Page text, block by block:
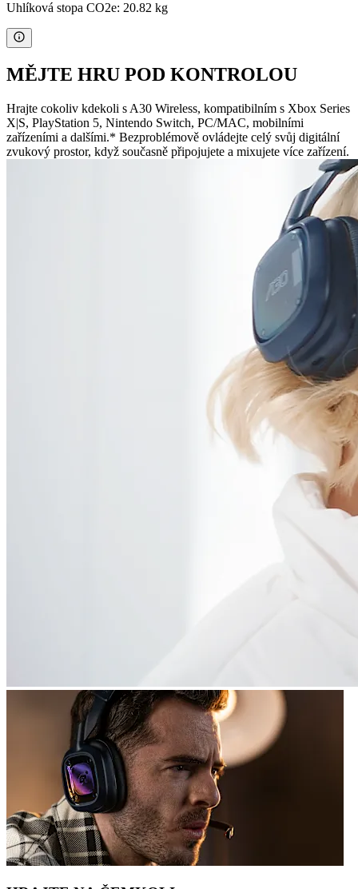
Uhlíková stopa CO2e: 20.82 kg
MĚJTE HRU POD KONTROLOU
Hrajte cokoliv kdekoli s A30 Wireless, kompatibilním s Xbox Series
X|S, PlayStation 5, Nintendo Switch, PC/MAC, mobilními
zařízeními a dalšími.* Bezproblémově ovládejte celý svůj digitální
zvukový prostor, když současně připojujete a mixujete více zařízení.